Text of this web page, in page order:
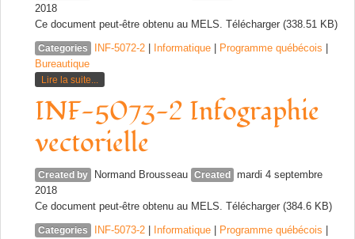
2018
Ce document peut-être obtenu au MELS. Télécharger (338.51 KB)
Categories INF-5072-2 Informatique Programme québécois
Bureautique
Lire la suite...
INF-5073-2 Infographie
vectorielle
Created by Normand Brousseau Created
mardi 4 septembre
2018
Ce document peut-être obtenu au MELS. Télécharger (384.6 KB)
Categories INF-5073-2 Informatique Programme québécois